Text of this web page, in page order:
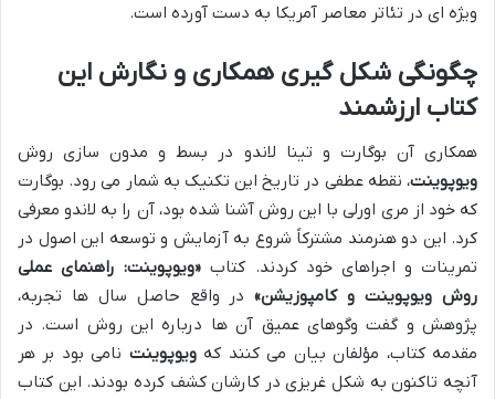
ویژه ای در تئاتر معاصر آمریکا به دست آورده است.
چگونگی شکل گیری همکاری و نگارش این
کتاب ارزشمند
همکاری آن بوگارت و تینا لاندو در بسط و مدون سازی روش
ویوپوینت، نقطه عطفی در تاریخ این تکنیک به شمار می رود. بوگارت
که خود از مری اورلی با این روش آشنا شده بود، آن را به لاندو معرفی
کرد. این دو هنرمند مشترکاً شروع به آزمایش و توسعه این اصول در
تمرینات و اجراهای خود کردند. کتاب «ویوپوینت: راهنمای عملی
روش ویوپوینت و کامپوزیشن»در واقع حاصل سال ها تجربه،
پژوهش و گفت وگوهای عمیق آن ها درباره این روش است. در
مقدمه کتاب، مؤلفان بیان می کنند کهویوپوینت نامی بود بر هر
آنچه تاکنون به شکل غریزی در کارشان کشف کرده بودند. این کتاب